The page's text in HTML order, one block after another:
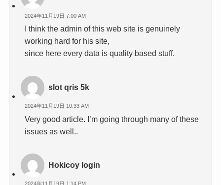
2024年11月19日 7:00 AM
I think the admin of this web site is genuinely
working hard for his site,
since here every data is quality based stuff.
slot qris 5k
2024年11月19日 10:33 AM
Very good article. I’m going through many of these
issues as well..
Hokicoy login
2024年11月19日 1:14 PM